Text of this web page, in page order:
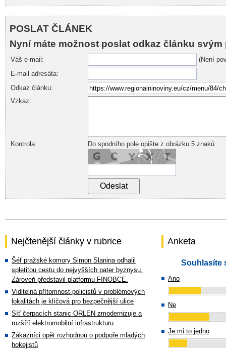
POSLAT ČLÁNEK
Nyní máte možnost poslat odkaz článku svým
Váš e-mail:
(Není
E-mail adresáta:
Odkaz článku:
Vzkaz:
Kontrola: Do spodního pole opište z obrázku 5 znaků:
Nejčtenější články v rubrice
Šéf pražské komory Simon Slanina odhalil
spletitou cestu do nejvyšších pater byznysu.
Zároveň představil platformu FINOBCE.
Viditelná přítomnost policistů v problémových
lokalitách je klíčová pro bezpečnější ulice
Síť čerpacích stanic ORLEN zmodernizuje a
rozšíří elektromobilní infrastrukturu
Zákazníci opět rozhodnou o podpoře mladých
hokejistů
Anketa
Souhlasíte
Ano
Ne
Je mi to jedno